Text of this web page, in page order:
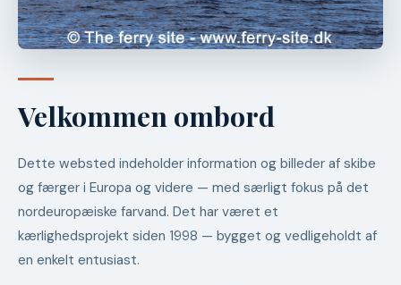
Velkommen ombord
Dette websted indeholder information og billeder af skibe
og færger i Europa og videre — med særligt fokus på det
nordeuropæiske farvand. Det har været et
kærlighedsprojekt siden 1998 — bygget og vedligeholdt af
en enkelt entusiast.